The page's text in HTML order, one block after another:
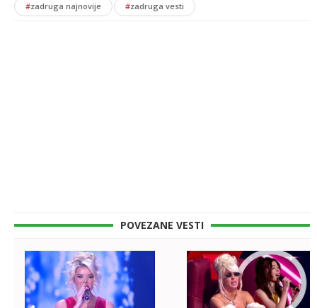
#zadruga najnovije #zadruga vesti
POVEZANE VESTI